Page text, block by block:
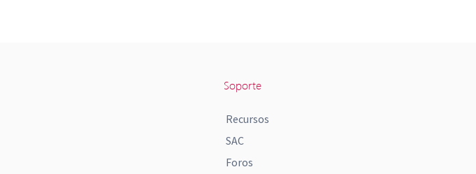
Soporte
Recursos
SAC
Foros